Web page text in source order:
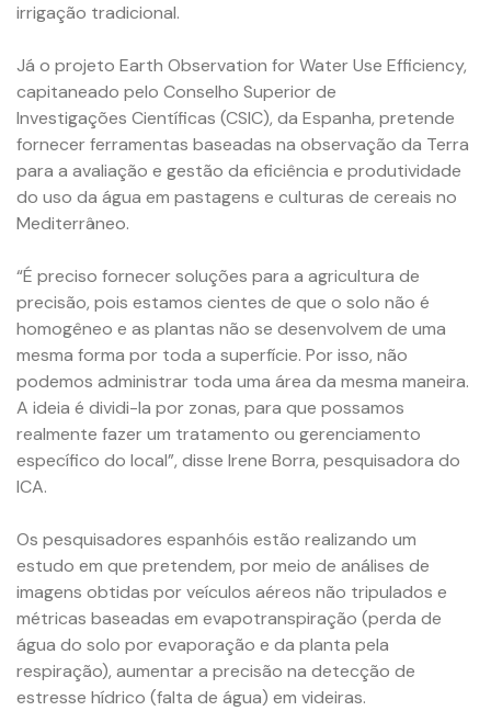
irrigação tradicional.
Já o projeto Earth Observation for Water Use Efficiency,
capitaneado pelo Conselho Superior de
Investigações Científicas (CSIC), da Espanha, pretende
fornecer ferramentas baseadas na observação da Terra
para a avaliação e gestão da eficiência e produtividade
do uso da água em pastagens e culturas de cereais no
Mediterrâneo.
“É preciso fornecer soluções para a agricultura de
precisão, pois estamos cientes de que o solo não é
homogêneo e as plantas não se desenvolvem de uma
mesma forma por toda a superfície. Por isso, não
podemos administrar toda uma área da mesma maneira.
A ideia é dividi-la por zonas, para que possamos
realmente fazer um tratamento ou gerenciamento
específico do local”, disse Irene Borra, pesquisadora do
ICA.
Os pesquisadores espanhóis estão realizando um
estudo em que pretendem, por meio de análises de
imagens obtidas por veículos aéreos não tripulados e
métricas baseadas em evapotranspiração (perda de
água do solo por evaporação e da planta pela
respiração), aumentar a precisão na detecção de
estresse hídrico (falta de água) em videiras.